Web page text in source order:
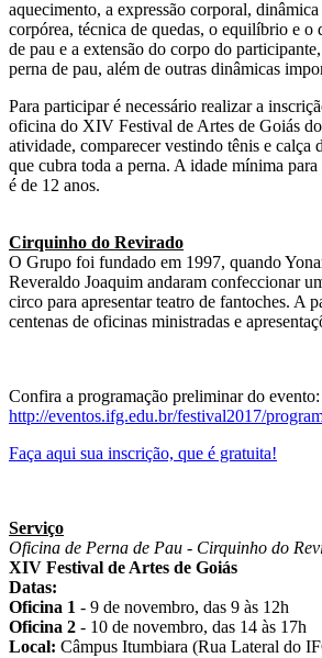
aquecimento, a expressão corporal,
corpórea, técnica de quedas, o equilíbrio e o
de pau e a extensão do corpo do
perna de pau, além de outras dinâmicas
Para participar é necessário realizar a
oficina do XIV Festival de Artes de Goiás
atividade, comparecer vestindo tênis e calça
que cubra toda a perna. A idade mínima
é de 12 anos.
Cirquinho do Revirado
O Grupo foi fundado em 1997, quando
Reveraldo Joaquim andaram confeccionar
circo para apresentar teatro de fantoches. A
centenas de oficinas ministradas e
Confira a programação preliminar do evento:
http://eventos.ifg.edu.br/festival2017/
Faça aqui sua inscrição, que é gratuita!
Serviço
Oficina de Perna de Pau - Cirquinho do
XIV Festival de Artes de Goiás
Datas:
Oficina 1 - 9 de novembro, das 9 às 12h
Oficina 2 - 10 de novembro, das 14 às 17h
Local: Câmpus Itumbiara (Rua Lateral do